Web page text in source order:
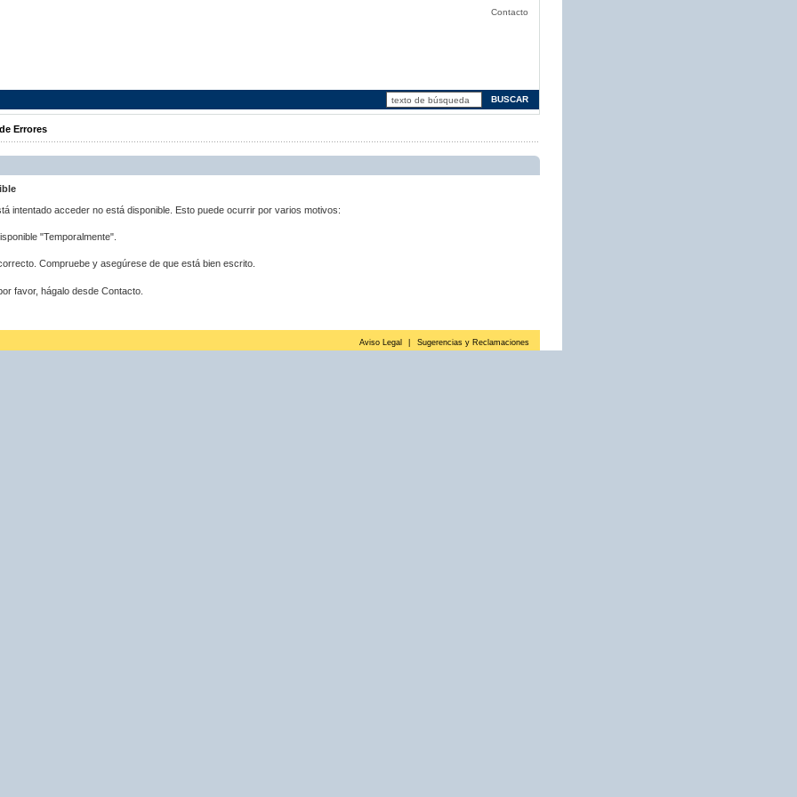
Contacto
Errores
intentado acceder no está disponible. Esto puede ocurrir por varios motivos:
"Temporalmente".
Compruebe y asegúrese de que está bien escrito.
favor, hágalo desde Contacto.
Aviso Legal Sugerencias y Reclamaciones